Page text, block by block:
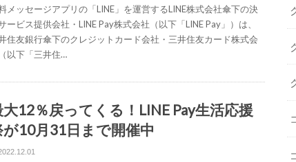
メッセージアプリの「LINE」を運営するLINE株式会社傘下の決
ービス提供会社・LINE Pay株式会社（以下「LINE Pay」）は、
住友銀行傘下のクレジットカード会社・三井住友カード株式会
以下「三井住…
大12％戻ってくる！LINE Pay生活応援
が10月31日まで開催中